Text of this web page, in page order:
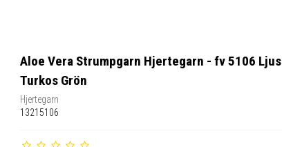
Aloe Vera Strumpgarn Hjertegarn - fv 5106 Ljus
Turkos Grön
Hjertegarn
13215106